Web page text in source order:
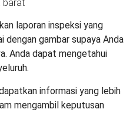
laporan inspeksi yang
dengan gambar supaya Anda
Anda dapat mengetahui
informasi yang lebih
mengambil keputusan